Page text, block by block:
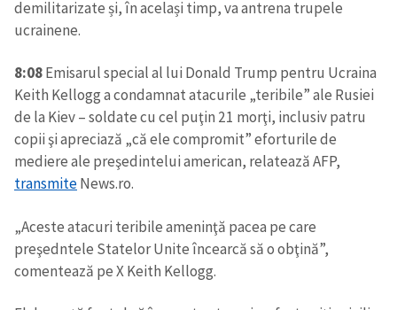
demilitarizate și, în același timp, va antrena trupele
ucrainene.
8:08Emisarul special al lui Donald Trump pentru Ucraina
Keith Kellogg a condamnat atacurile „teribile” ale Rusiei
de la Kiev – soldate cu cel puţin 21 morţi, inclusiv patru
copii şi apreciază „că ele compromit” eforturile de
mediere ale preşedintelui american, relatează AFP,
transmiteNews.ro.
„Aceste atacuri teribile ameninţă pacea pe care
preşedntele Statelor Unite încearcă să o obţină”,
comentează pe X Keith Kellogg.